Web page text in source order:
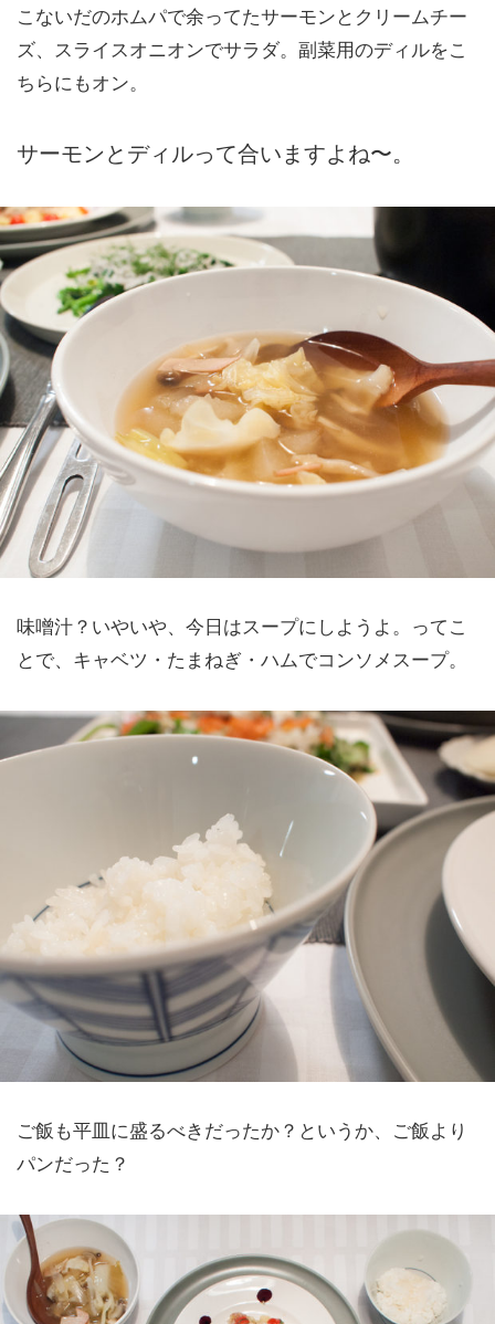
こないだのホムパで余ってたサーモンとクリームチー
ズ、スライスオニオンでサラダ。副菜用のディルをこ
ちらにもオン。
サーモンとディルって合いますよね〜。
味噌汁？いやいや、今日はスープにしようよ。ってこ
とで、キャベツ・たまねぎ・ハムでコンソメスープ。
ご飯も平皿に盛るべきだったか？というか、ご飯より
パンだった？